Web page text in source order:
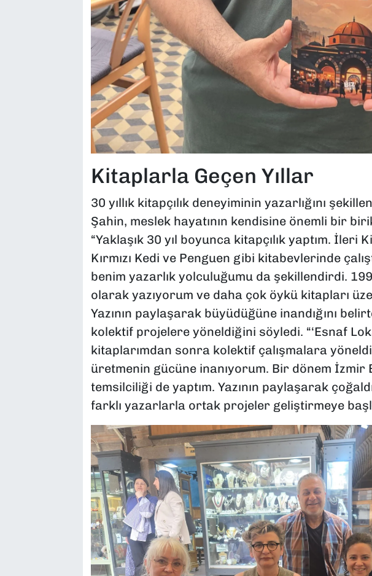
Kitaplarla Geçen Yıllar
30 yıllık kitapçılık deneyiminin yazarlığını
Şahin, meslek hayatının kendisine önemli bir
“Yaklaşık 30 yıl boyunca kitapçılık yaptım. İleri
Kırmızı Kedi ve Penguen gibi kitabevlerinde
benim yazarlık yolculuğumu da şekillendirdi.
olarak yazıyorum ve daha çok öykü kitapları
Yazının paylaşarak büyüdüğüne inandığını
kolektif projelere yöneldiğini söyledi. “‘Esnaf
kitaplarımdan sonra kolektif çalışmalara
üretmenin gücüne inanıyorum. Bir dönem İzmir
temsilciliği de yaptım. Yazının paylaşarak
farklı yazarlarla ortak projeler geliştirmeye